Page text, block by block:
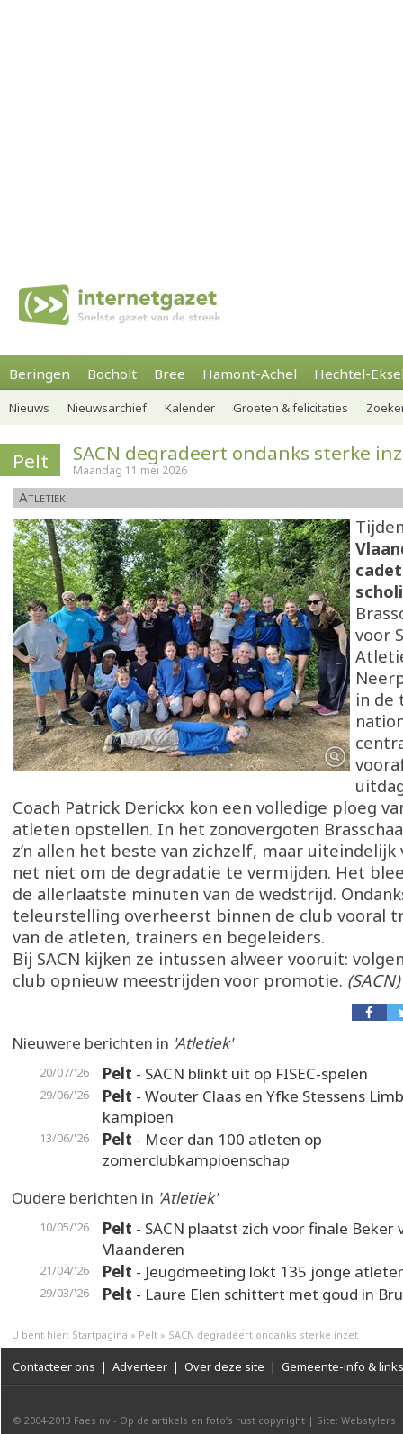
Beringen Bocholt Bree Hamont-Achel Hechtel-
Nieuws Nieuwsarchief Kalender Groeten & felicitaties
Pelt SACN degradeert ondanks sterke
Maandag 11 mei 2026
Atletiek
voor
in de
Coach Patrick Derickx kon een volledige ploeg
atleten opstellen. In het zonovergoten
z’n allen het beste van zichzelf, maar
net niet om de degradatie te vermijden. Het
de allerlaatste minuten van de wedstrijd.
teleurstelling overheerst binnen de club vooral
van de atleten, trainers en begeleiders.
Bij SACN kijken ze intussen alweer vooruit:
club opnieuw meestrijden voor promotie. (SACN)
Nieuwere berichten in 'Atletiek'
20/07/'26 Pelt - SACN blinkt uit op FISEC-spelen
29/06/'26 Pelt - Wouter Claas en Yfke Stessens
kampioen
13/06/'26 Pelt - Meer dan 100 atleten op
zomerclubkampioenschap
Oudere berichten in 'Atletiek'
10/05/'26 Pelt - SACN plaatst zich voor finale Beker
Vlaanderen
21/04/'26 Pelt - Jeugdmeeting lokt 135 jonge
29/03/'26 Pelt - Laure Elen schittert met goud in
U bent hier: Startpagina » Pelt » SACN degradeert ondanks sterke inzet
Contacteer ons | Adverteer | Over deze site | Gemeente-info & links
© 2004-2013 Faes nv - Op de artikels en foto’s rust copyright | Site: Webstylers